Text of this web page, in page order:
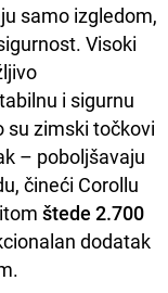
samo izgledom,
Visoki
i sigurnu
su zimski točkovi
– poboljšavaju
čineći Corollu
štede 2.700
dodatak